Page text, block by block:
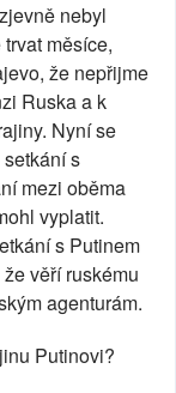
nebyl
měsíce,
že nepřijme
Ruska a k
Nyní se
s
mezi oběma
vyplatit.
s Putinem
věří ruskému
agenturám.
Putinovi?